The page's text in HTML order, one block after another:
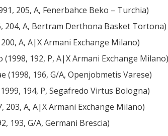
205, A, Fenerbahce Beko – Turchia)
204, A, Bertram Derthona Basket Tortona)
A, A|X Armani Exchange Milano)
192, P, A|X Armani Exchange Milano)
(1998, 196, G/A, Openjobmetis Varese)
194, P, Segafredo Virtus Bologna)
203, A, A|X Armani Exchange Milano)
193, G/A, Germani Brescia)